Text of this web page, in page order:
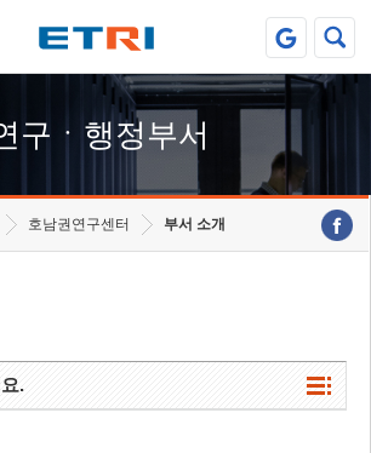
구ㆍ행정부서
호남권연구센터 부서 소개
.